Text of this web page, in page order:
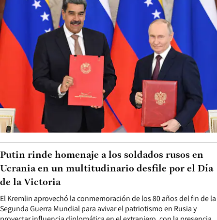
El Kremlin aprovechó la conmemoración de los 80 años del fin de la
Segunda Guerra Mundial para avivar el patriotismo en Rusia y
Putin rinde homenaje a los soldados rusos en
Ucrania en un multitudinario desfile por el Día
de la Victoria